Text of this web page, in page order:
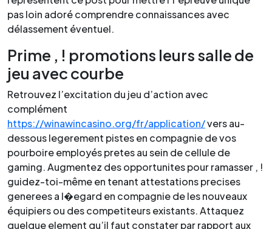
pas loin adoré comprendre connaissances avec
délassement éventuel.
Prime , ! promotions leurs salle de
jeu avec courbe
Retrouvez l’excitation du jeu d’action avec
complément
https://winawincasino.org/fr/application/vers au-
dessous legerement pistes en compagnie de vos
pourboire employés pretes au sein de cellule de
gaming. Augmentez des opportunites pour ramasser , !
guidez-toi-même en tenant attestations precises
generees a l�egard en compagnie de les nouveaux
équipiers ou des competiteurs existants. Attaquez
quelque element qu’il faut constater par rapport aux